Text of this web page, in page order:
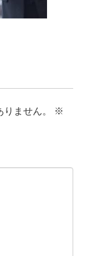
ません。
※